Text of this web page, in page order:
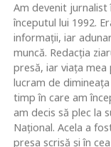
Am devenit
începutul lui 1992.
informaţii, iar
muncă. Redacţia
presă, iar viaţa
lucram de
timp în care am
am decis să plec la
Naţional. Acela a
presa scrisă şi în